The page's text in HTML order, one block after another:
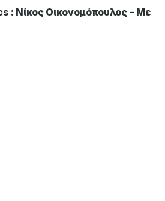
: Νίκος Οικονομόπουλος – Με